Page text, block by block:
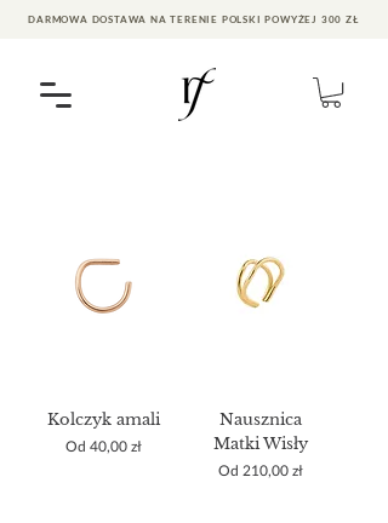
DARMOWA DOSTAWA NA TERENIE POLSKI POWYŻEJ 300 ZŁ
Kolczyk amali
Od 40,00 zł
Cena rabatowa
Nausznica
Matki Wisły
Od 210,00 zł
Cena rabatowa